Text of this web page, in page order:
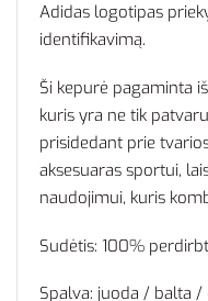
Adidas logotipas
identifikavimą.
Ši kepurė pagaminta
kuris yra ne tik
prisidedant prie
aksesuaras sportui,
naudojimui, kuris
Sudėtis: 100%
Spalva: juoda / balta /